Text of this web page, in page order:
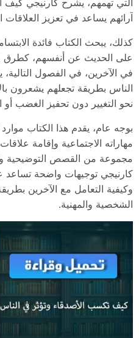
آرائهم يساعد في تعزيز العلاقات
كذلك، يبحث الكتاب فائدة
على الحديث عن أنفسهم، كطرق
في الآخرين، في الفصول
الناس بطريقة تجعلهم يشعرون
نحو التغيير دون تحفيز الغضب أو
بوجه عام، يقدم هذا الكتاب
مهاراته الاجتماعية وإقامة
مجموعة من القصص التوضيحية
كارنيجي توجيهات واضحة تساعد
وكيفية التعامل مع الآخرين
الشخصية والمهنية.